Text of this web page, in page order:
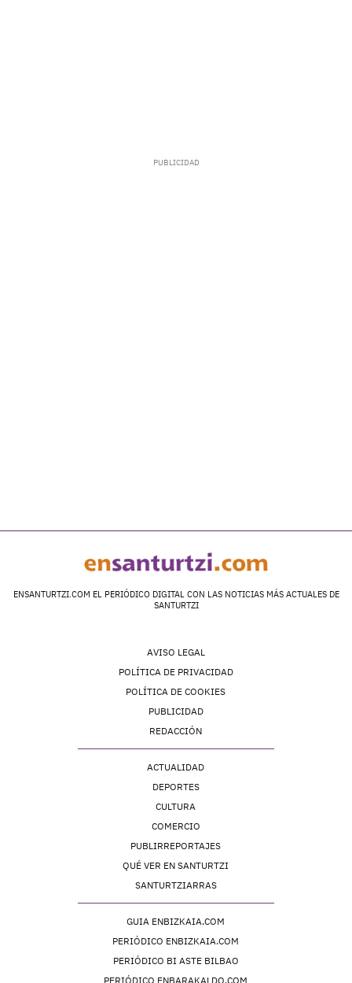
ENSANTURTZI.COM EL PERIÓDICO DIGITAL CON LAS NOTICIAS MÁS ACTUALES DE
SANTURTZI
AVISO LEGAL
POLÍTICA DE PRIVACIDAD
POLÍTICA DE COOKIES
PUBLICIDAD
REDACCIÓN
ACTUALIDAD
DEPORTES
CULTURA
COMERCIO
PUBLIRREPORTAJES
QUÉ VER EN SANTURTZI
SANTURTZIARRAS
GUIA ENBIZKAIA.COM
PERIÓDICO ENBIZKAIA.COM
PERIÓDICO BI ASTE BILBAO
PERIÓDICO ENBARAKALDO.COM